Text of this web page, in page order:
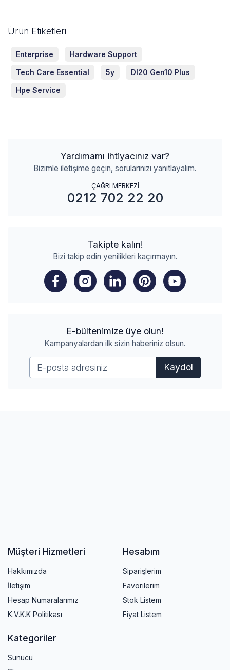
Ürün Etiketleri
Enterprise Hardware Support
Tech Care Essential 5y Dl20 Gen10 Plus
Hpe Service
Yardımamı ihtiyacınız var?
Bizimle iletişime geçin, sorularınızı yanıtlayalım.
ÇAĞRI MERKEZİ
0212 702 22 20
Takipte kalın!
Bizi takip edin yenilikleri kaçırmayın.
E-bültenimize üye olun!
Kampanyalardan ilk sizin haberiniz olsun.
Kaydol
Müşteri Hizmetleri
Hakkımızda
İletişim
Hesap Numaralarımız
K.V.K.K Politikası
Hesabım
Siparişlerim
Favorilerim
Stok Listem
Fiyat Listem
Kategoriler
Sunucu